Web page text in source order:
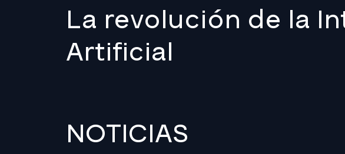
La revolución de la
Artificial
NOTICIAS